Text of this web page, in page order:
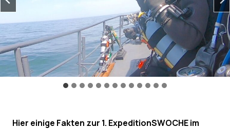
Hier einige Fakten zur 1. ExpeditionSWOCHE im